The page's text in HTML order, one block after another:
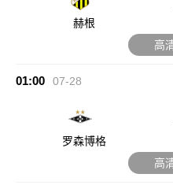
赫根
高
01:00 07-28
罗森博格
高